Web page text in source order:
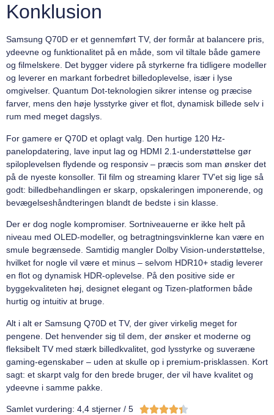
Konklusion
Samsung Q70D er et gennemført TV, der formår at balancere pris,
ydeevne og funktionalitet på en måde, som vil tiltale både gamere
og filmelskere. Det bygger videre på styrkerne fra tidligere modeller
og leverer en markant forbedret billedoplevelse, især i lyse
omgivelser. Quantum Dot-teknologien sikrer intense og præcise
farver, mens den høje lysstyrke giver et flot, dynamisk billede selv i
rum med meget dagslys.
For gamere er Q70D et oplagt valg. Den hurtige 120 Hz-
panelopdatering, lave input lag og HDMI 2.1-understøttelse gør
spiloplevelsen flydende og responsiv – præcis som man ønsker det
på de nyeste konsoller. Til film og streaming klarer TV’et sig lige så
godt: billedbehandlingen er skarp, opskaleringen imponerende, og
bevægelseshåndteringen blandt de bedste i sin klasse.
Der er dog nogle kompromiser. Sortniveauerne er ikke helt på
niveau med OLED-modeller, og betragtningsvinklerne kan være en
smule begrænsede. Samtidig mangler Dolby Vision-understøttelse,
hvilket for nogle vil være et minus – selvom HDR10+ stadig leverer
en flot og dynamisk HDR-oplevelse. På den positive side er
byggekvaliteten høj, designet elegant og Tizen-platformen både
hurtig og intuitiv at bruge.
Alt i alt er Samsung Q70D et TV, der giver virkelig meget for
pengene. Det henvender sig til dem, der ønsker et moderne og
fleksibelt TV med stærk billedkvalitet, god lysstyrke og suveræne
gaming-egenskaber – uden at skulle op i premium-prisklassen. Kort
sagt: et skarpt valg for den brede bruger, der vil have kvalitet og
ydeevne i samme pakke.
Samlet vurdering: 4,4 stjerner / 5 